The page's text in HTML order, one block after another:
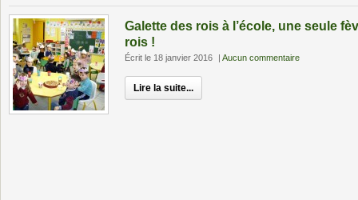
Galette des rois à l’école, une seule
rois !
Écrit le 18 janvier 2016 | Aucun commentaire
Lire la suite...